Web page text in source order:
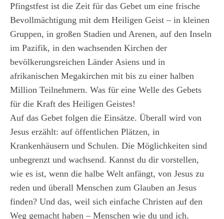
Pfingstfest ist die Zeit für das Gebet um eine frische
Bevollmächtigung mit dem Heiligen Geist – in kleinen
Gruppen, in großen Stadien und Arenen, auf den Inseln
im Pazifik, in den wachsenden Kirchen der
bevölkerungsreichen Länder Asiens und in
afrikanischen Megakirchen mit bis zu einer halben
Million Teilnehmern. Was für eine Welle des Gebets
für die Kraft des Heiligen Geistes!
Auf das Gebet folgen die Einsätze. Überall wird von
Jesus erzählt: auf öffentlichen Plätzen, in
Krankenhäusern und Schulen. Die Möglichkeiten sind
unbegrenzt und wachsend. Kannst du dir vorstellen,
wie es ist, wenn die halbe Welt anfängt, von Jesus zu
reden und überall Menschen zum Glauben an Jesus
finden? Und das, weil sich einfache Christen auf den
Weg gemacht haben – Menschen wie du und ich.